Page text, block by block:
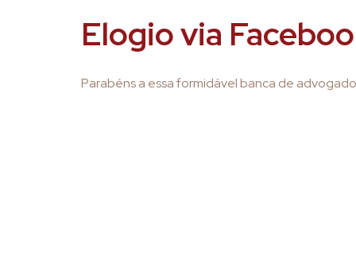
Elogio via
Parabéns a essa formidável banca de